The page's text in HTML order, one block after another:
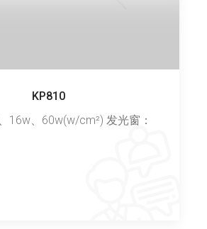
KP810
16w、60w(w/cm²) 发光窗：